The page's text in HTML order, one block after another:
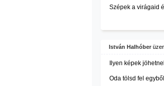
Szépek a virágaid
István Halhóber
Ilyen képek
Oda tölsd fel